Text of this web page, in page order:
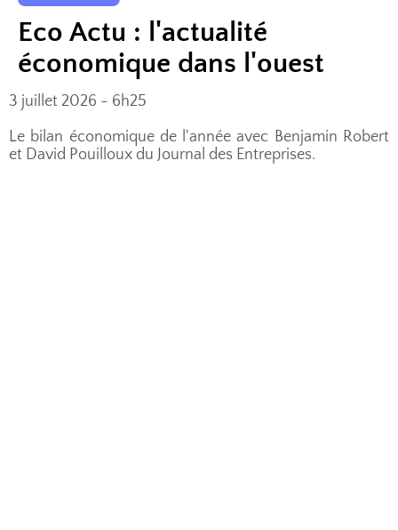
Eco Actu : l'actualité
économique dans l'ouest
3 juillet 2026 - 6h25
Le bilan économique de l'année avec Benjamin Robert
et David Pouilloux du Journal des Entreprises.